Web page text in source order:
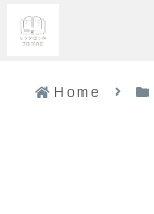
Home